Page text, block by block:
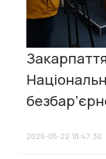
2026-05-22 18:47:30